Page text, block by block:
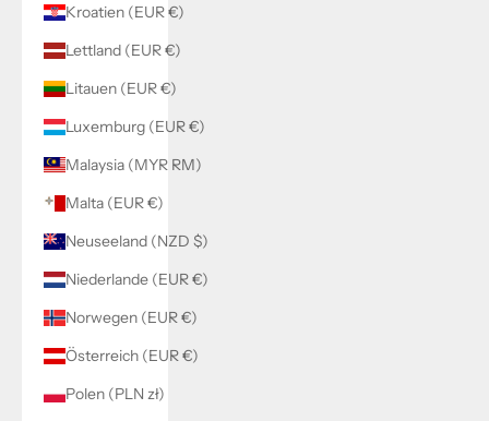
Kroatien (EUR €)
Lettland (EUR €)
Litauen (EUR €)
Luxemburg (EUR €)
Malaysia (MYR RM)
Malta (EUR €)
Neuseeland (NZD $)
Niederlande (EUR €)
Norwegen (EUR €)
Österreich (EUR €)
Polen (PLN zł)